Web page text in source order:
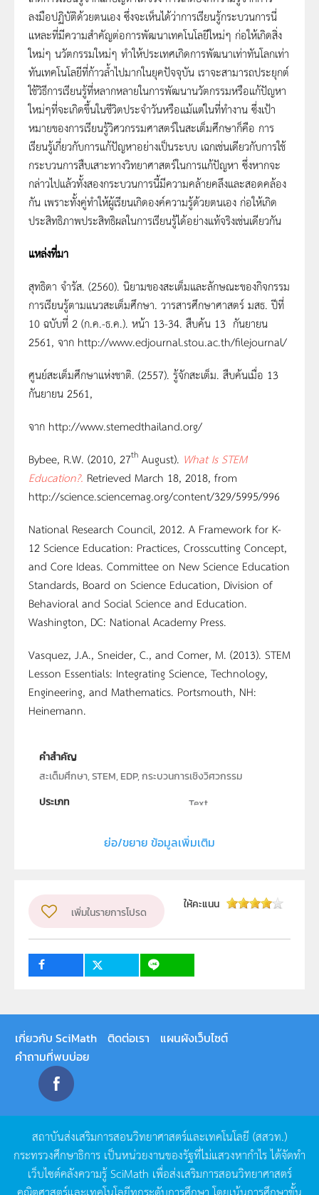
ลงมือปฏิบัติด้วยตนเอง ซึ่งจะเห็นได้ว่าการเรียนรู้กระบวนการนี่
แหละที่มีความสำคัญต่อการพัฒนาเทคโนโลยีใหม่ๆ ก่อให้เกิดสิ่ง
ใหม่ๆ นวัตกรรมใหม่ๆ ทำให้ประเทศเกิดการพัฒนาเท่าทันโลกเท่า
ทันเทคโนโลยีที่ก้าวล้ำไปมากในยุคปัจจุบัน เราจะสามารถประยุกต์
ใช้วิธีการเรียนรู้ที่หลากหลายในการพัฒนานวัตกรรมหรือแก้ปัญหา
ใหม่ๆที่จะเกิดขึ้นในชีวิตประจำวันหรือแม้แต่ในที่ทำงาน ซึ่งเป้า
หมายของการเรียนรู้วิศวกรรมศาสตร์ในสะเต็มศึกษาก็คือ การ
เรียนรู้เกี่ยวกับการแก้ปัญหาอย่างเป็นระบบ เฉกเช่นเดียวกับการใช้
กระบวนการสืบเสาะทางวิทยาศาสตร์ในการแก้ปัญหา ซึ่งหากจะ
กล่าวไปแล้วทั้งสองกระบวนการนี้มีความคล้ายคลึงและสอดคล้อง
กัน เพราะทั้งคู่ทำให้ผู้เรียนเกิดองค์ความรู้ด้วยตนเอง ก่อให้เกิด
ประสิทธิภาพประสิทธิผลในการเรียนรู้ได้อย่างแท้จริงเช่นเดียวกัน
แหล่งที่มา
สุทธิดา จำรัส. (2560). นิยามของสะเต็มและลักษณะของกิจกรรม
การเรียนรู้ตามแนวสะเต็มศึกษา. วารสารศึกษาศาสตร์ มสธ. ปีที่
10 ฉบับที่ 2 (ก.ค.-ธ.ค.). หน้า 13-34. สืบค้น 13 กันยายน
2561, จาก http://www.edjournal.stou.ac.th/filejournal/
ศูนย์สะเต็มศึกษาแห่งชาติ. (2557). รูจักสะเต็ม. สืบค้นเมื่อ 13
กันยายน 2561,
จาก http://www.stemedthailand.org/
Bybee, R.W. (2010, 27th August). What Is STEM
Education?. Retrieved March 18, 2018, from
http://science.sciencemag.org/content/329/5995/996
National Research Council, 2012. A Framework for K-
12 Science Education: Practices, Crosscutting Concept,
and Core Ideas. Committee on New Science Education
Standards, Board on Science Education, Division of
Behavioral and Social Science and Education.
Washington, DC: National Academy Press.
Vasquez, J.A., Sneider, C., and Comer, M. (2013). STEM
Lesson Essentials: Integrating Science, Technology,
Engineering, and Mathematics. Portsmouth, NH:
Heinemann.
คำสำคัญ
สะเต็มศึกษา, STEM, EDP, กระบวนการเชิงวิศวกรรม
ประเภท
Text
สถาบันส่งเสริมการสอนวิทยาศาสตร์และเทคโนโลยี (สสวท.)
วิชา
สะเต็มศึกษา
กลุ่มเป้าหมาย
ย่อ/ขยาย ข้อมูลเพิ่มเติม
เพิ่มในรายการโปรด
ให้คะแนน
เกี่ยวกับ SciMath ติดต่อเรา
แผนผังเว็บไซต์
คำถามที่พบบ่อย
สถาบันส่งเสริมการสอนวิทยาศาสตร์และเทคโนโลยี (สสวท.)
กระทรวงศึกษาธิการ เป็นหน่วยงานของรัฐที่ไม่แสวงหากำไรได้จัดทำ
เว็บไซต์คลังความรู้SciMath เพื่อส่งเสริมการสอนวิทยาศาสตร์